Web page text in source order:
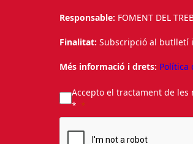
Responsable: FOMENT DEL
Finalitat: Subscripció al butlletí
Més informació i drets: Política
Accepto el tractament de
*